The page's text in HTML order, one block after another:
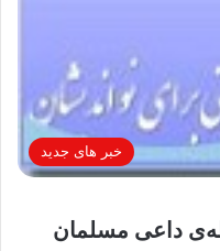
خبر های جدید
داعی مسلمان